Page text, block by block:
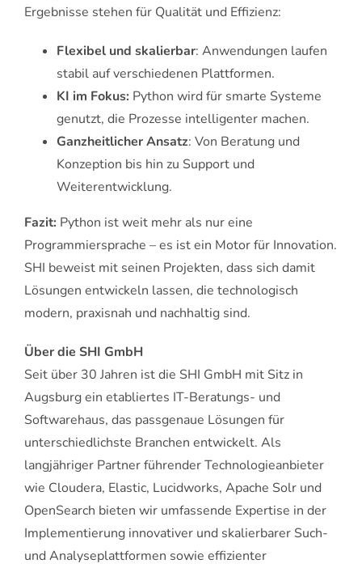
Ergebnisse stehen für Qualität und Effizienz:
Flexibel und skalierbar: Anwendungen laufen
stabil auf verschiedenen Plattformen.
KI im Fokus: Python wird für smarte Systeme
genutzt, die Prozesse intelligenter machen.
Ganzheitlicher Ansatz: Von Beratung und
Konzeption bis hin zu Support und
Weiterentwicklung.
Fazit: Python ist weit mehr als nur eine
Programmiersprache – es ist ein Motor für Innovation.
SHI beweist mit seinen Projekten, dass sich damit
Lösungen entwickeln lassen, die technologisch
modern, praxisnah und nachhaltig sind.
Über die SHI GmbH
Seit über 30 Jahren ist die SHI GmbH mit Sitz in
Augsburg ein etabliertes IT-Beratungs- und
Softwarehaus, das passgenaue Lösungen für
unterschiedlichste Branchen entwickelt. Als
langjähriger Partner führender Technologieanbieter
wie Cloudera, Elastic, Lucidworks, Apache Solr und
OpenSearch bieten wir umfassende Expertise in der
Implementierung innovativer und skalierbarer Such-
und Analyseplattformen sowie effizienter